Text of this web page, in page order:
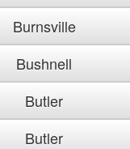
Burnsville
Bushnell
Butler
Butler